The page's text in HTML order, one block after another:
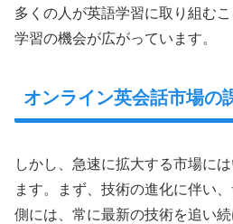
多くの人が英語学習に取り組む
学習の機会が広がっています。
オンライン英会話市場の
しかし、急速に拡大する市場に
ます。まず、技術の進化に伴い
側には、常に最新の技術を追い